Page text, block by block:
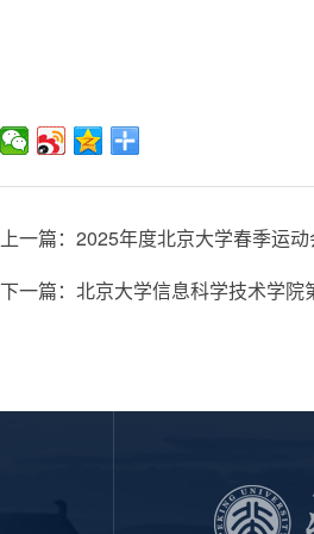
上一篇：2025年度北京大学春季运
下一篇：北京大学信息科学技术学